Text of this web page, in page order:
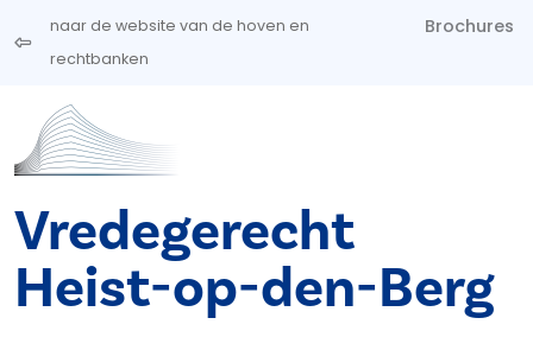
Overslaan en naar de inhoud gaan
naar de website van de hoven en
rechtbanken
Brochures
Vredegerecht
Heist-op-den-Berg